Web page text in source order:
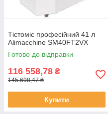
Тістоміс професійний 41 л
Alimacchine SM40FT2VX
Готово до відправки
116 558,78 ₴
145 698,47 ₴
Купити